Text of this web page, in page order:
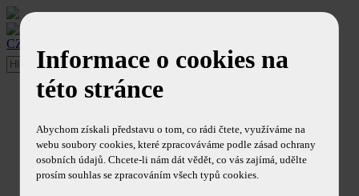
CZ
O časopise
Redakční rada
Ohlasy
Obsah časopisu
Články
Informace o cookies na
této stránce
Abychom získali představu o tom, co rádi čtete, využíváme na
webu soubory cookies, které zpracováváme podle zásad ochrany
osobních údajů. Chcete-li nám dát vědět, co vás zajímá, udělte
prosím souhlas se zpracováním všech typů cookies.